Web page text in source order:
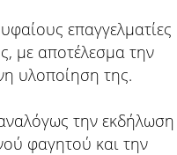
επαγγελματίες
με αποτέλεσμα την
υλοποίηση της.
την εκδήλωση
φαγητού και την